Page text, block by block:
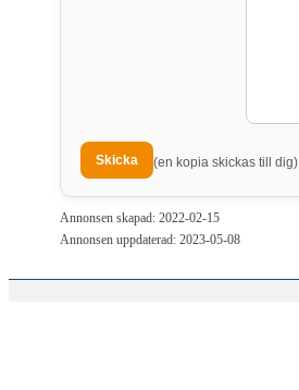
(en kopia skickas till dig)
Annonsen skapad: 2022-02-15
Annonsen uppdaterad: 2023-05-08